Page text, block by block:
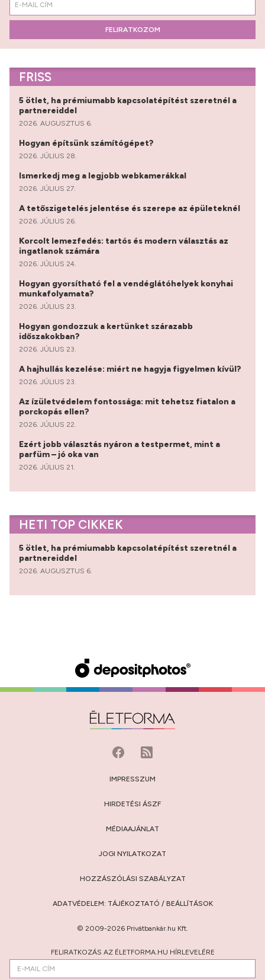
FELIRATKOZOM
FRISS
5 ötlet, ha prémiumabb kapcsolatépítést szeretnél a
partnereiddel
2026. AUGUSZTUS 6.
Hogyan építsünk számítógépet?
2026. JÚLIUS 28.
Ismerkedj meg a legjobb webkamerákkal
2026. JÚLIUS 27.
A tetőszigetelés jelentése és szerepe az épületeknél
2026. JÚLIUS 26.
Korcolt lemezfedés: tartós és modern választás az
ingatlanok számára
2026. JÚLIUS 24.
Hogyan gyorsítható fel a vendéglátóhelyek konyhai
munkafolyamata?
2026. JÚLIUS 23.
Hogyan gondozzuk a kertünket szárazabb
időszakokban?
2026. JÚLIUS 23.
A hajhullás kezelése: miért ne hagyja figyelmen kívül?
2026. JÚLIUS 23.
Az ízületvédelem fontossága: mit tehetsz fiatalon a
porckopás ellen?
2026. JÚLIUS 22.
Ezért jobb választás nyáron a testpermet, mint a
parfüm – jó oka van
2026. JÚLIUS 21.
HETI TOP CIKKEK
5 ötlet, ha prémiumabb kapcsolatépítést szeretnél a
partnereiddel
2026. AUGUSZTUS 6.
IMPRESSZUM
HIRDETÉSI ÁSZF
MÉDIAAJÁNLAT
JOGI NYILATKOZAT
HOZZÁSZÓLÁSI SZABÁLYZAT
ADATVÉDELEM: TÁJÉKOZTATÓ / BEÁLLÍTÁSOK
© 2009-2026 Privátbankár.hu Kft.
FELIRATKOZÁS AZ ÉLETFORMA.HU HÍRLEVELÉRE